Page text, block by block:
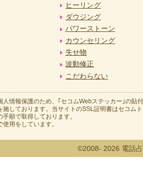
ヒーリング
ダウジング
パワーストーン
カウンセリング
失せ物
波動修正
こだわらない
人情報保護のため、｢セコムWebステッカー｣の貼
施しております。当サイトのSSL証明書はセコム
順で取得しております。
用をしています。
©2008- 2026 電話